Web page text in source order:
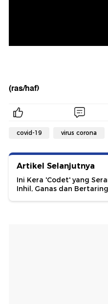
(ras/haf)
covid-19 virus corona
Artikel Selanjutnya
Ini Kera 'Codet' yang
Inhil, Ganas dan Bertaring